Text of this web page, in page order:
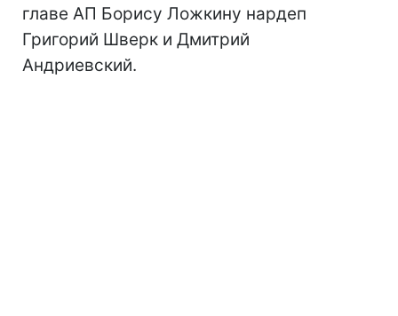
главе АП Борису Ложкину нардеп
Григорий Шверк и Дмитрий
Андриевский.